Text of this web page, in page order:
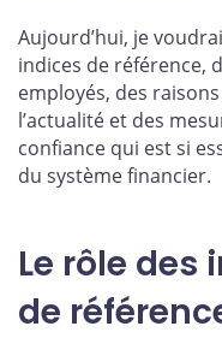
Aujourd’hui, je
indices de référence,
employés, des
l’actualité et des
confiance qui est si
du système financier.
Le rôle des
de